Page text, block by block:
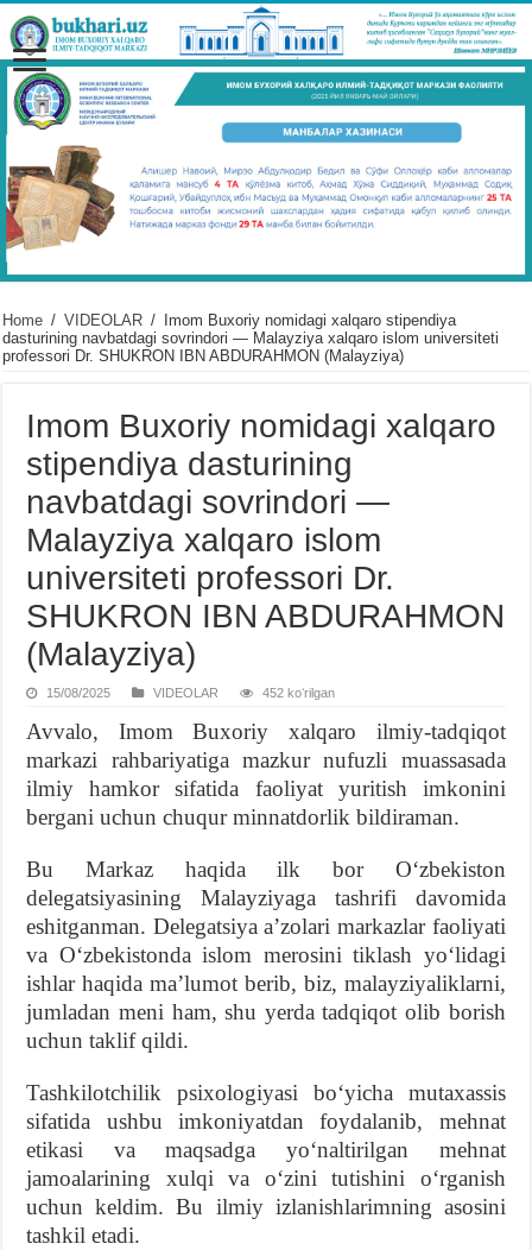
Home / VIDЕOLAR /
Imom Buxoriy nomidagi xalqaro stipendiya
dasturining navbatdagi sovrindori — Malayziya xalqaro islom universiteti
professori Dr. SHUKRON IBN ABDURAHMON (Malayziya)
Imom Buxoriy nomidagi xalqaro
stipendiya dasturining
navbatdagi sovrindori —
Malayziya xalqaro islom
universiteti professori Dr.
SHUKRON IBN ABDURAHMON
(Malayziya)
15/08/2025 VIDЕOLAR 452 koʻrilgan
Avvalo, Imom Buxoriy xalqaro ilmiy-tadqiqot
markazi rahbariyatiga mazkur nufuzli muassasada
ilmiy hamkor sifatida faoliyat yuritish imkonini
bergani uchun chuqur minnatdorlik bildiraman.
Bu Markaz haqida ilk bor Oʻzbekiston
delegatsiyasining Malayziyaga tashrifi davomida
eshitganman. Delegatsiya aʼzolari markazlar faoliyati
va Oʻzbekistonda islom merosini tiklash yoʻlidagi
ishlar haqida maʼlumot berib, biz, malayziyaliklarni,
jumladan meni ham, shu yerda tadqiqot olib borish
uchun taklif qildi.
Tashkilotchilik psixologiyasi boʻyicha mutaxassis
sifatida ushbu imkoniyatdan foydalanib, mehnat
etikasi va maqsadga yoʻnaltirilgan mehnat
jamoalarining xulqi va oʻzini tutishini oʻrganish
uchun keldim. Bu ilmiy izlanishlarimning asosini
tashkil etadi.